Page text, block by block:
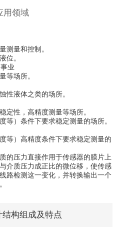
用领域
量和控制。
位。
业
场所。
液体之类的场所。
性，高精度测量等场所。
）条件下要求稳定测量的场所。
）高精度条件下要求稳定测量的
的压力直接作用于传感器的膜片上
介质压力成正比的微位移，使传感
路检测这一变化，并转换输出一个
构组成及特点